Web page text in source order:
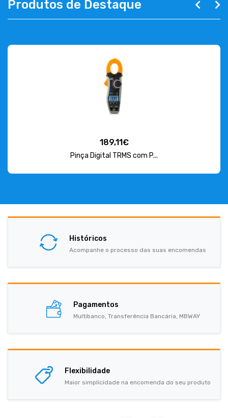
Produtos de Destaque
189,11€
Pinça Digital TRMS com P...
Históricos
Acompanhe o processo das suas encomendas
Pagamentos
Multibanco, Transferência Bancária, MBWAY
Flexibilidade
Maior simplicidade na encomenda do seu produto